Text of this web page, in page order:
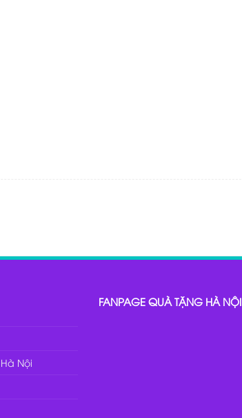
Nội
FANPAGE QUÀ TẶNG HÀ NỘI